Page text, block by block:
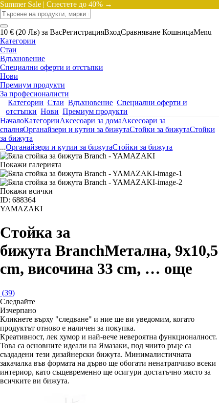
Summer Sale | Спестете до 40% →
10 € (20 Лв) за ВасРегистрацияВходСравняване КошницаMenu
Категории
Стаи
Вдъхновение
Специални оферти и отстъпки
Нови
Премиум продукти
За професионалисти
Категории Стаи Вдъхновение Специални оферти и
отстъпки Нови Премиум продукти
НачалоКатегорииАксесоари за домаАксесоари за
спалняОрганайзери и кутии за бижутаСтойки за бижутаСтойки
за бижута
...Органайзери и кутии за бижутаСтойки за бижута
Покажи галерията
Покажи всички
ID: 688364
YAMAZAKI
Стойка за
бижута BranchМетална, 9x10,5
cm, височина 33 cm, … още
(39)
Следвайте
Изчерпанo
Кликнете върху "следване" и ние ще ви уведомим, когато
продуктът отново е наличен за покупка.
Креативност, лек хумор и най-вече невероятна функционалност.
Това са основните идеали на Ямазаки, под чиито ръце са
създадени тези дизайнерски бижута. Минималистичната
закачалка във формата на дърво ще обогати ненатрапчиво всеки
интериор, като същевременно ще осигури достатъчно място за
всичките ви бижута.